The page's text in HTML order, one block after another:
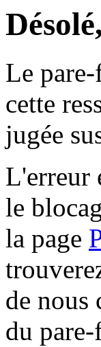
Le
cette
jugée
L'erreur
le
la page
de nous
du pare-